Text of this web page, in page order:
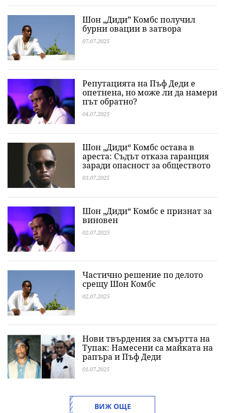
Шон „Диди” Комбс получил
бурни овации в затвора
07.07.2025
Репутацията на Пъф Деди е
опетнена, но може ли да намери
път обратно?
04.07.2025
Шон „Диди“ Комбс остава в
ареста: Съдът отказа гаранция
заради опасност за обществото
03.07.2025
Шон „Диди“ Комбс е признат за
виновен
02.07.2025
Частично решение по делото
срещу Шон Комбс
02.07.2025
Нови твърдения за смъртта на
Тупак: Намесени са майката на
рапъра и Пъф Деди
01.07.2025
ВИЖ ОЩЕ